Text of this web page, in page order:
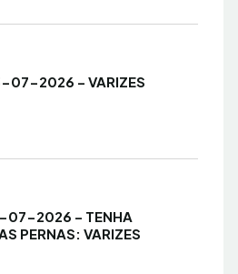
07-2026 – VARIZES
07-2026 – TENHA
PERNAS: VARIZES